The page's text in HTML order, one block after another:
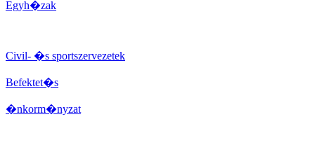
Egyh�zak
Civil- �s sportszervezetek
Befektet�s
�nkorm�nyzat